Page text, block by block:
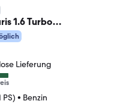
1.6 Turbo
Lieferung
PS) • Benzin